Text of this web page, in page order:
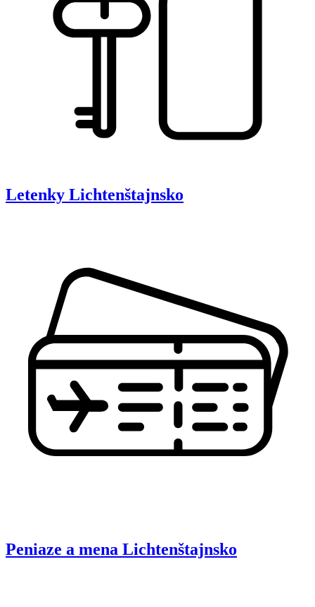
Letenky Lichtenštajnsko
Peniaze a mena Lichtenštajnsko